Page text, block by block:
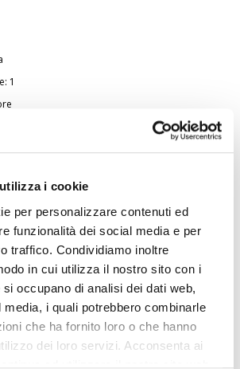
i cookie
per personalizzare contenuti ed
funzionalità dei social media e per
traffico. Condividiamo inoltre
in cui utilizza il nostro sito con i
occupano di analisi dei dati web,
media, i quali potrebbero combinarle
che ha fornito loro o che hanno
dei loro servizi. Acconsenta ai
1
per pullman
letto extra: 2